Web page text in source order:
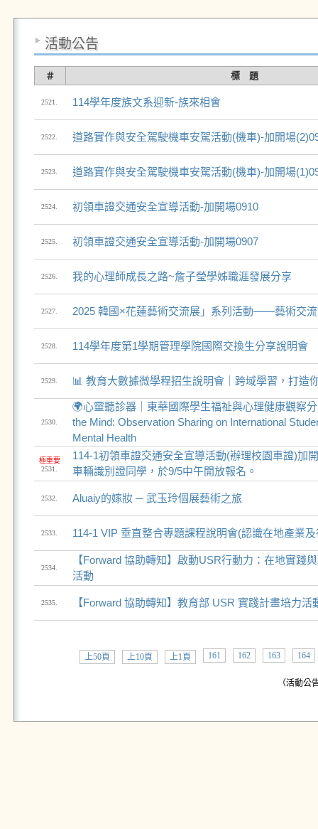
活動公告
＃ 標 題
2521. 114學年度族文系迎新-族來相會
2522. 道路實作與安全駕駛機車安駕活動(機車)-加開場
2523. 道路實作與安全駕駛機車安駕活動(機車)-加開場
2524. 初領車證交通安全宣導活動-加開場0910
2525. 初領車證交通安全宣導活動-加開場0907
2526. 我的心理師成長之路~詹子瑩學姊職涯發展分享
2527. 2025 韓國×花蓮藝術交流展」系列活動——藝術交
2528. 114學年度第1學期管理學院國際交換生分享說明會
2529. 📊 教育大數據微學程招生說明會｜跨域學習，打造
2530.
🌍心靈聽診器｜東華國際學生福祉與心理健康觀察
the Mind: Observation Sharing on International
Mental Health
極重要
2531.
114-1初領車證交通安全宣導活動(辦理校園車證)加
車輛識別證同學，於9/5中午開放報名。
2532. Aluaiy的嫁妝 ─ 武玉玲個展藝術之旅
2533. 114-1 VIP 垂直整合專題課程說明會(認識在地產業
2534.
【Forward 協助轉知】啟動USR行動力：在地實踐
活動
2535. 【Forward 協助轉知】教育部 USR 實踐計畫培力活
上50頁 上10頁 上1頁 161 162 163 164
（活動公